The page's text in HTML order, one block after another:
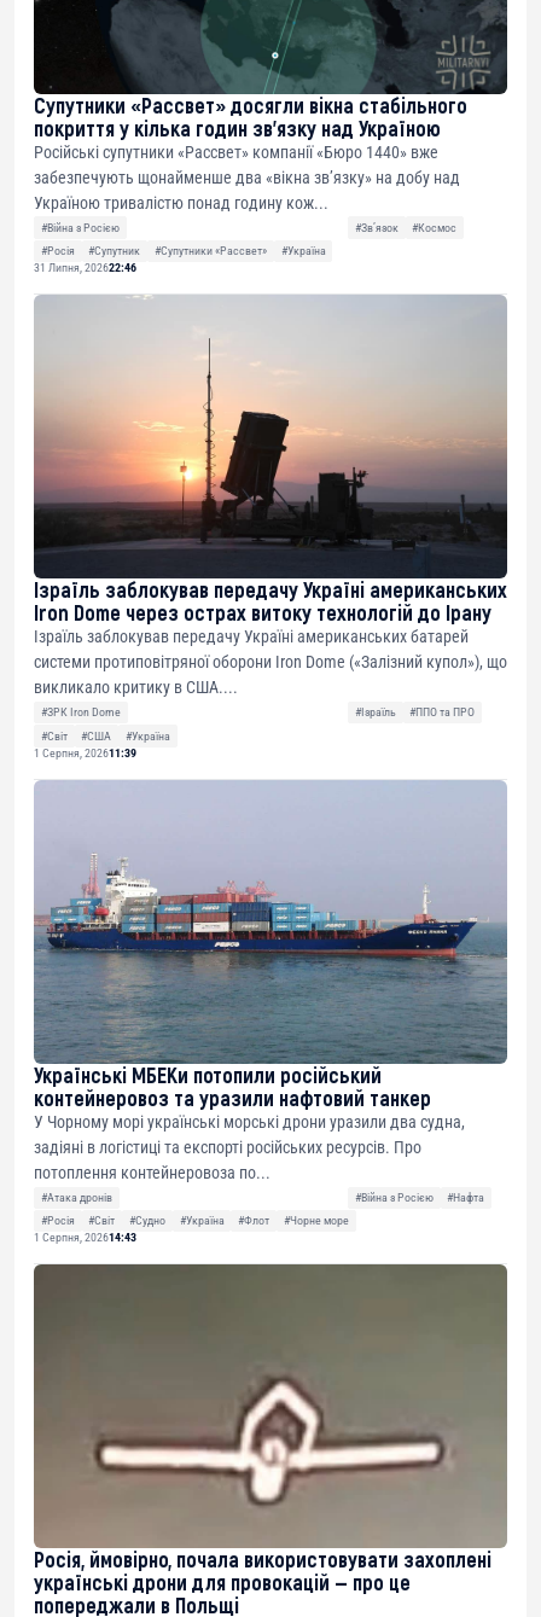
Супутники «Рассвет» досягли вікна стабільного
покриття у кілька годин зв’язку над Україною
Російські супутники «Рассвет» компанії «Бюро 1440» вже
забезпечують щонайменше два «вікна зв’язку» на добу над
Україною тривалістю понад годину кож...
#Війна з Росією #Звʼязок
#Космос
#Росія
#Супутник #Супутники «Рассвет»
#Україна
31 Липня, 202622:46
Ізраїль заблокував передачу Україні американських
Iron Dome через острах витоку технологій до Ірану
Ізраїль заблокував передачу Україні американських батарей
системи протиповітряної оборони Iron Dome («Залізний купол»), що
викликало критику в США....
#ЗРК Iron Dome #Ізраїль
#ППО та ПРО
#Світ
#США
#Україна
1 Серпня, 202611:39
Українські МБЕКи потопили російський
контейнеровоз та уразили нафтовий танкер
У Чорному морі українські морські дрони уразили два судна,
задіяні в логістиці та експорті російських ресурсів. Про
потоплення контейнеровоза по...
#Атака дронів #Війна з Росією
#Нафта
#Росія
#Світ #Судно #Україна #Флот
#Чорне море
1 Серпня, 202614:43
Росія, ймовірно, почала використовувати захоплені
українські дрони для провокацій — про це
попереджали в Польщі